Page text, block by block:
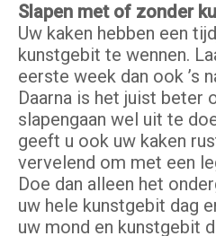
Slapen met of zonder
Uw kaken hebben een
kunstgebit te wennen.
eerste week dan ook ’s
Daarna is het juist beter
slapengaan wel uit te
geeft u ook uw kaken
vervelend om met een
Doe dan alleen het
uw hele kunstgebit dag
uw mond en kunstgebit